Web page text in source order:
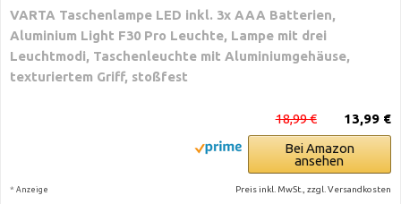
VARTA Taschenlampe LED inkl. 3x AAA Batterien,
Aluminium Light F30 Pro Leuchte, Lampe mit drei
Leuchtmodi, Taschenleuchte mit Aluminiumgehäuse,
texturiertem Griff, stoßfest
13,99 €
18,99 €
Bei Amazon
ansehen
* Anzeige Preis inkl. MwSt., zzgl. Versandkosten